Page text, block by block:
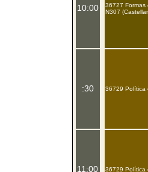
10:00
:30
11:00
36727 Formas
N307
36729 Política
36729 Política